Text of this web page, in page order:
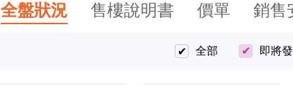
全盤狀況 售樓說明書 價單 銷售
全部 即將